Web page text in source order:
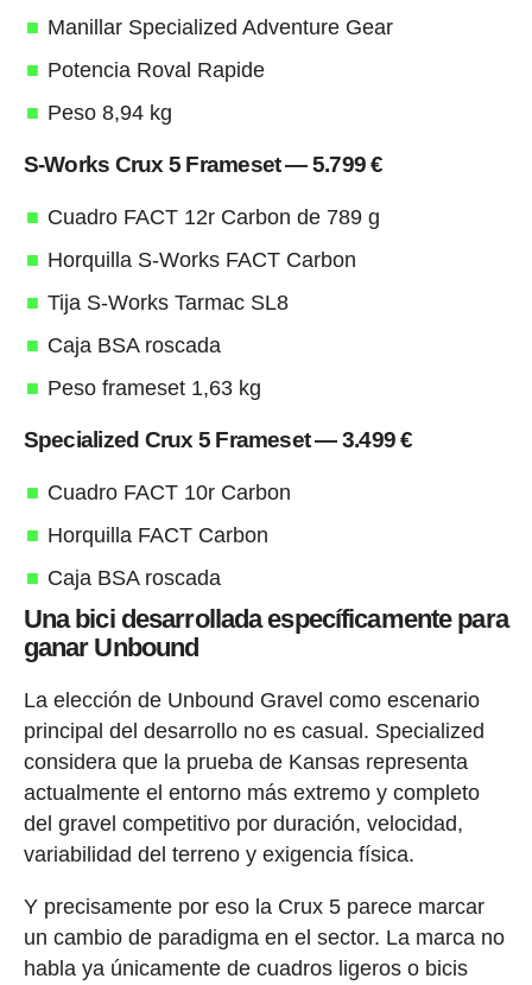
Manillar Specialized Adventure Gear
Potencia Roval Rapide
Peso 8,94 kg
S-Works Crux 5 Frameset — 5.799 €
Cuadro FACT 12r Carbon de 789 g
Horquilla S-Works FACT Carbon
Tija S-Works Tarmac SL8
Caja BSA roscada
Peso frameset 1,63 kg
Specialized Crux 5 Frameset — 3.499 €
Cuadro FACT 10r Carbon
Horquilla FACT Carbon
Caja BSA roscada
Una bici desarrollada específicamente para
ganar Unbound
La elección de Unbound Gravel como escenario
principal del desarrollo no es casual. Specialized
considera que la prueba de Kansas representa
actualmente el entorno más extremo y completo
del gravel competitivo por duración, velocidad,
variabilidad del terreno y exigencia física.
Y precisamente por eso la Crux 5 parece marcar
un cambio de paradigma en el sector. La marca no
habla ya únicamente de cuadros ligeros o bicis